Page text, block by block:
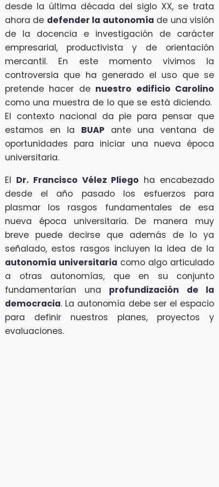
desde la última década del siglo XX, se trata
ahora de defender la autonomía de una visión
de la docencia e investigación de carácter
empresarial, productivista y de orientación
mercantil. En este momento vivimos la
controversia que ha generado el uso que se
pretende hacer de nuestro edificio Carolino
como una muestra de lo que se está diciendo.
El contexto nacional da pie para pensar que
estamos en la BUAP ante una ventana de
oportunidades para iniciar una nueva época
universitaria.
El Dr. Francisco Vélez Pliego ha encabezado
desde el año pasado los esfuerzos para
plasmar los rasgos fundamentales de esa
nueva época universitaria. De manera muy
breve puede decirse que además de lo ya
señalado, estos rasgos incluyen la idea de la
autonomía universitaria como algo articulado
a otras autonomías, que en su conjunto
fundamentarían una profundización de la
democracia. La autonomía debe ser el espacio
para definir nuestros planes, proyectos y
evaluaciones.